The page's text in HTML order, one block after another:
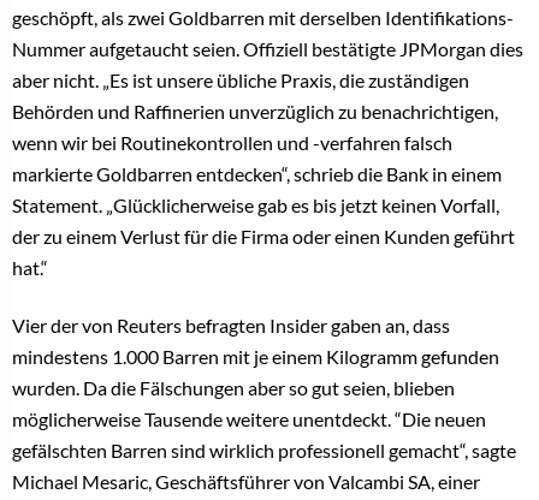
geschöpft, als zwei Goldbarren mit derselben Identifikations-
Nummer aufgetaucht seien. Offiziell bestätigte JPMorgan dies
aber nicht. „Es ist unsere übliche Praxis, die zuständigen
Behörden und Raffinerien unverzüglich zu benachrichtigen,
wenn wir bei Routinekontrollen und -verfahren falsch
markierte Goldbarren entdecken“, schrieb die Bank in einem
Statement. „Glücklicherweise gab es bis jetzt keinen Vorfall,
der zu einem Verlust für die Firma oder einen Kunden geführt
hat.“
Vier der von Reuters befragten Insider gaben an, dass
mindestens 1.000 Barren mit je einem Kilogramm gefunden
wurden. Da die Fälschungen aber so gut seien, blieben
möglicherweise Tausende weitere unentdeckt. “Die neuen
gefälschten Barren sind wirklich professionell gemacht“, sagte
Michael Mesaric, Geschäftsführer von Valcambi SA, einer